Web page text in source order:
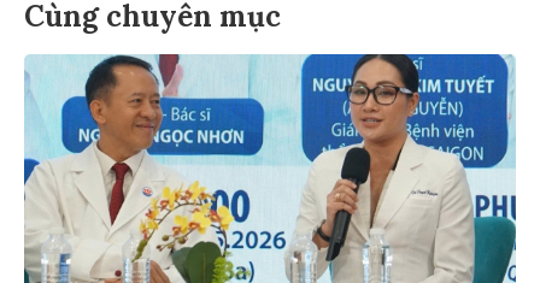
Cùng chuyên mục